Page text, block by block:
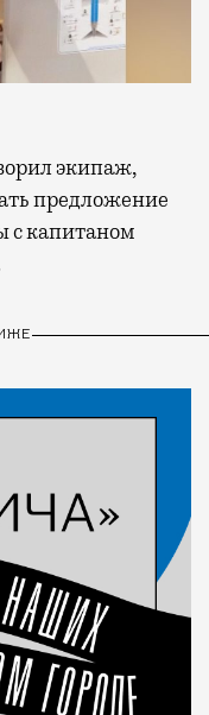
предложение
с капитаном